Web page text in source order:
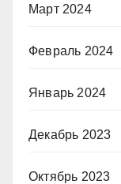
Март 2024
Февраль 2024
Январь 2024
Декабрь 2023
Октябрь 2023